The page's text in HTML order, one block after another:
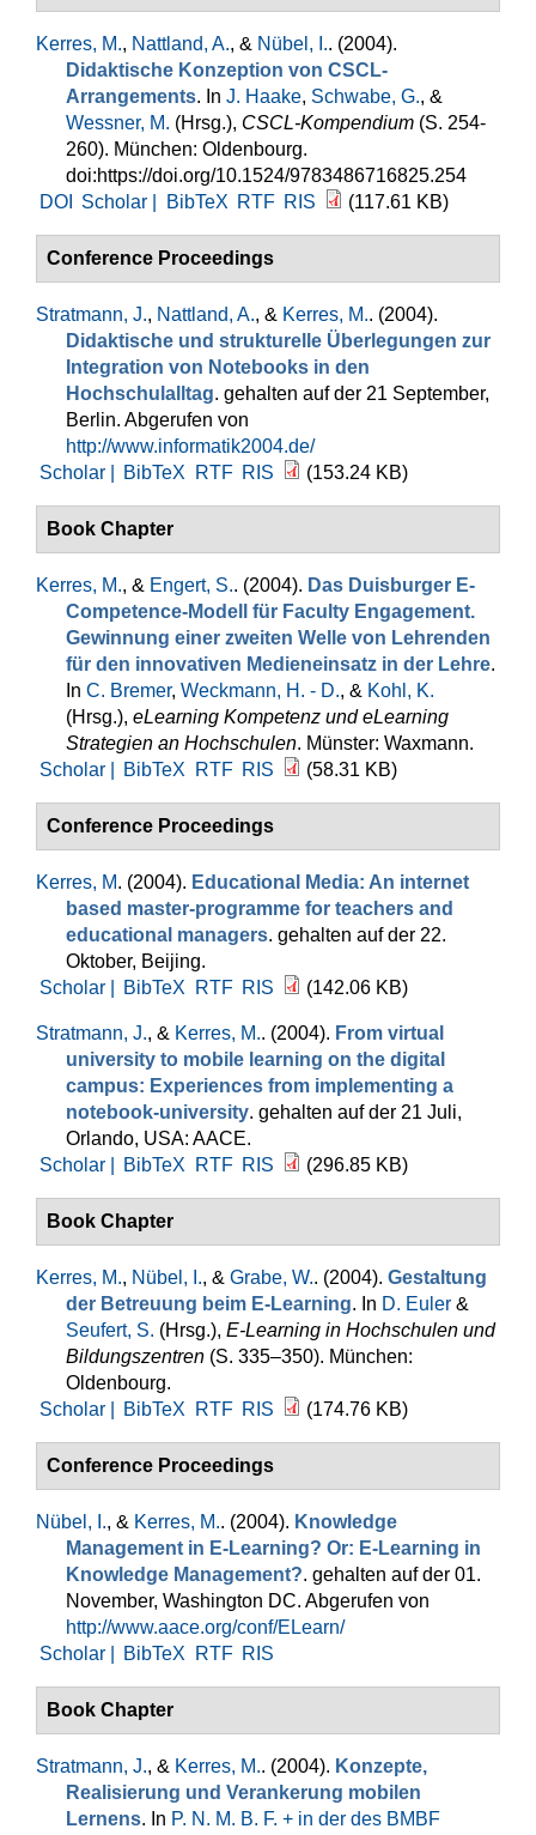
Kerres, M., Nattland, A., & Nübel, I.. (2004).
Didaktische Konzeption von CSCL-
Arrangements. In J. Haake, Schwabe, G., &
Wessner, M. (Hrsg.), CSCL-Kompendium (S. 254-
260). München: Oldenbourg.
doi:https://doi.org/10.1524/9783486716825.254
DOI
Scholar | BibTeX RTF RIS (117.61 KB)
Conference Proceedings
Stratmann, J., Nattland, A., & Kerres, M.. (2004).
Didaktische und strukturelle Überlegungen zur
Integration von Notebooks in den
Hochschulalltag. gehalten auf der 21 September,
Berlin. Abgerufen von
http://www.informatik2004.de/
Scholar |
BibTeX RTF RIS (153.24 KB)
Book Chapter
Kerres, M., & Engert, S.. (2004). Das Duisburger E-
Competence-Modell für Faculty Engagement.
Gewinnung einer zweiten Welle von Lehrenden
für den innovativen Medieneinsatz in der Lehre.
In C. Bremer, Weckmann, H. - D., & Kohl, K.
(Hrsg.), eLearning Kompetenz und eLearning
Strategien an Hochschulen. Münster: Waxmann.
Scholar |
BibTeX RTF RIS (58.31 KB)
Conference Proceedings
Kerres, M. (2004). Educational Media: An internet
based master-programme for teachers and
educational managers. gehalten auf der 22.
Oktober, Beijing.
Scholar |
BibTeX RTF RIS (142.06 KB)
Stratmann, J., & Kerres, M.. (2004). From virtual
university to mobile learning on the digital
campus: Experiences from implementing a
notebook-university. gehalten auf der 21 Juli,
Orlando, USA: AACE.
Scholar |
BibTeX RTF RIS (296.85 KB)
Book Chapter
Kerres, M., Nübel, I., & Grabe, W.. (2004). Gestaltung
der Betreuung beim E-Learning. In D. Euler &
Seufert, S. (Hrsg.), E-Learning in Hochschulen und
Bildungszentren (S. 335–350). München:
Oldenbourg.
Scholar |
BibTeX RTF RIS (174.76 KB)
Conference Proceedings
Nübel, I., & Kerres, M.. (2004). Knowledge
Management in E-Learning? Or: E-Learning in
Knowledge Management?. gehalten auf der 01.
November, Washington DC. Abgerufen von
http://www.aace.org/conf/ELearn/
Scholar |
BibTeX RTF RIS
Book Chapter
Stratmann, J., & Kerres, M.. (2004). Konzepte,
Realisierung und Verankerung mobilen
Lernens. In P. N. M. B. F. + in der des BMBF